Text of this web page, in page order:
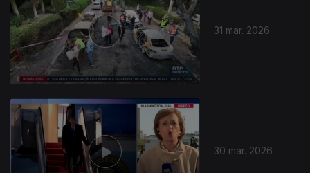
31 mar. 2026
30 mar. 2026